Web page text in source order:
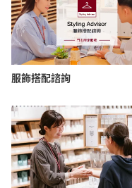
服飾搭配諮詢